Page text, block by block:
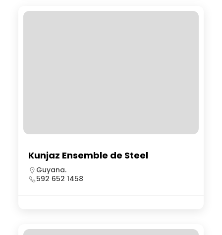
Kunjaz Ensemble de Steel
Guyana.
592 652 1458